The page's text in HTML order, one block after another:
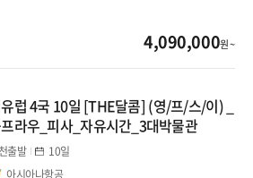
중동/이집트
두바이 연계
이집트/이집트 연계
4,090,000원 ~
럽 4국 10일 [THE달콤] (영/프/스/이) _
라우_피사_자유시간_3대박물관
출발
10일
아시아나항공